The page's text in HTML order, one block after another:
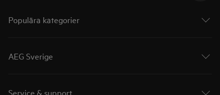
Populära kategorier
AEG Sverige
Service & support